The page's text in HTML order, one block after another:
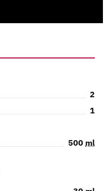
2
1
500 ml